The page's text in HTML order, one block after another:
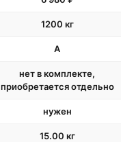
1200 кг
A
нет в комплекте,
приобретается отдельно
нужен
15.00 кг